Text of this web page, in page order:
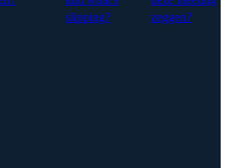
slipping?
zeggen?